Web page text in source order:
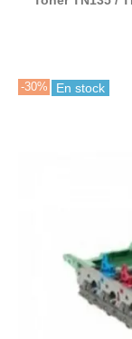
-30% En stock